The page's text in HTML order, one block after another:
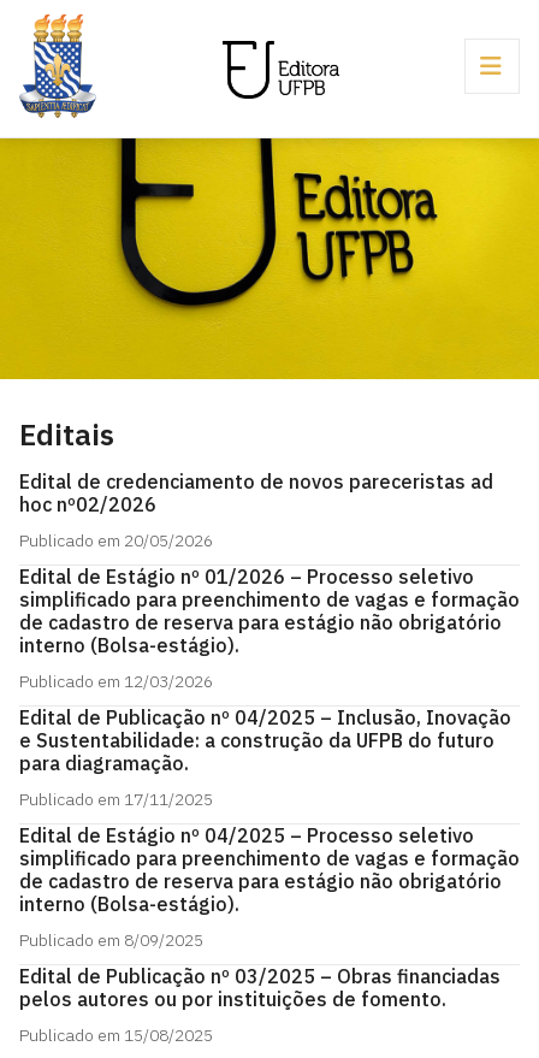
Editais
Edital de credenciamento de novos pareceristas ad
hoc nº02/2026
Publicado em 20/05/2026
Edital de Estágio nº 01/2026 – Processo seletivo
simplificado para preenchimento de vagas e formação
de cadastro de reserva para estágio não obrigatório
interno (Bolsa-estágio).
Publicado em 12/03/2026
Edital de Publicação nº 04/2025 – Inclusão, Inovação
e Sustentabilidade: a construção da UFPB do futuro
para diagramação.
Publicado em 17/11/2025
Edital de Estágio nº 04/2025 – Processo seletivo
simplificado para preenchimento de vagas e formação
de cadastro de reserva para estágio não obrigatório
interno (Bolsa-estágio).
Publicado em 8/09/2025
Edital de Publicação nº 03/2025 – Obras financiadas
pelos autores ou por instituições de fomento.
Publicado em 15/08/2025